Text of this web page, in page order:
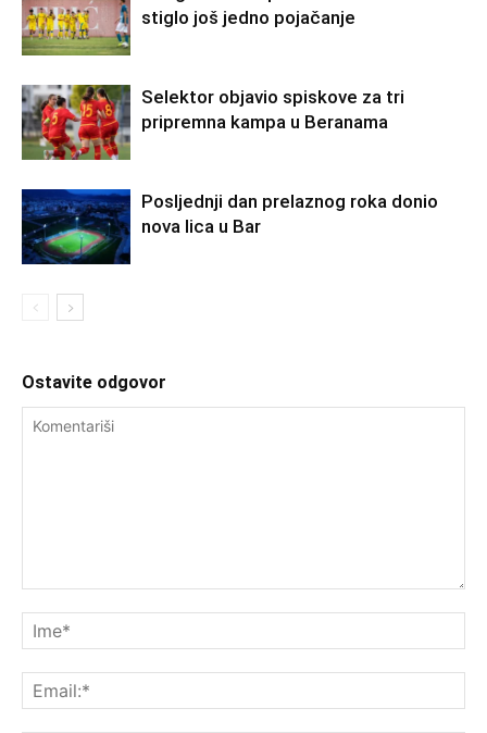
stiglo još jedno pojačanje
Selektor objavio spiskove za tri
pripremna kampa u Beranama
Posljednji dan prelaznog roka donio
nova lica u Bar
Ostavite odgovor